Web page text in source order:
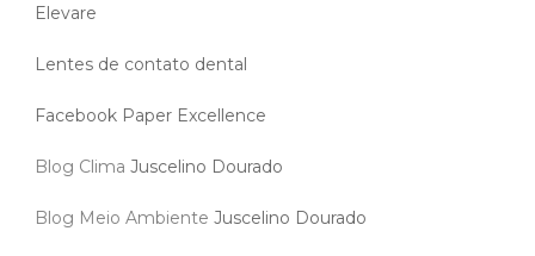
Elevare
Lentes de contato dental
Facebook Paper Excellence
Blog Clima Juscelino Dourado
Blog Meio Ambiente Juscelino Dourado